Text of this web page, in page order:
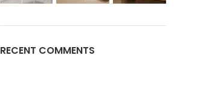
RECENT COMMENTS